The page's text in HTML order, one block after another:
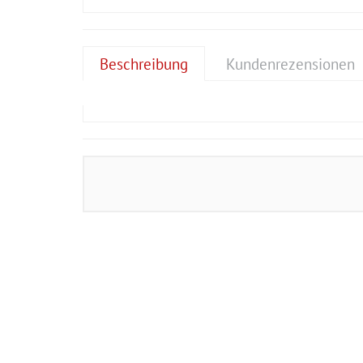
Beschreibung Kundenrezensionen